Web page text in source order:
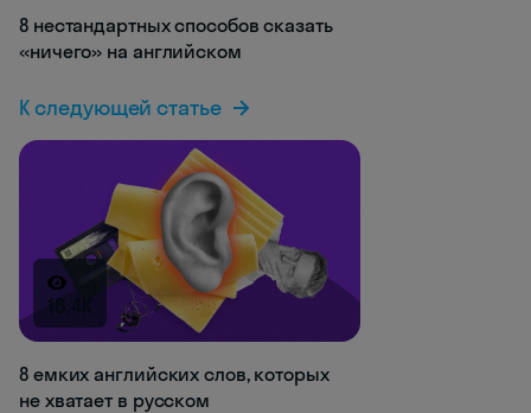
8 нестандартных способов сказать
«ничего» на английском
К следующей статье
16.4K
8 емких английских слов, которых
не хватает в русском